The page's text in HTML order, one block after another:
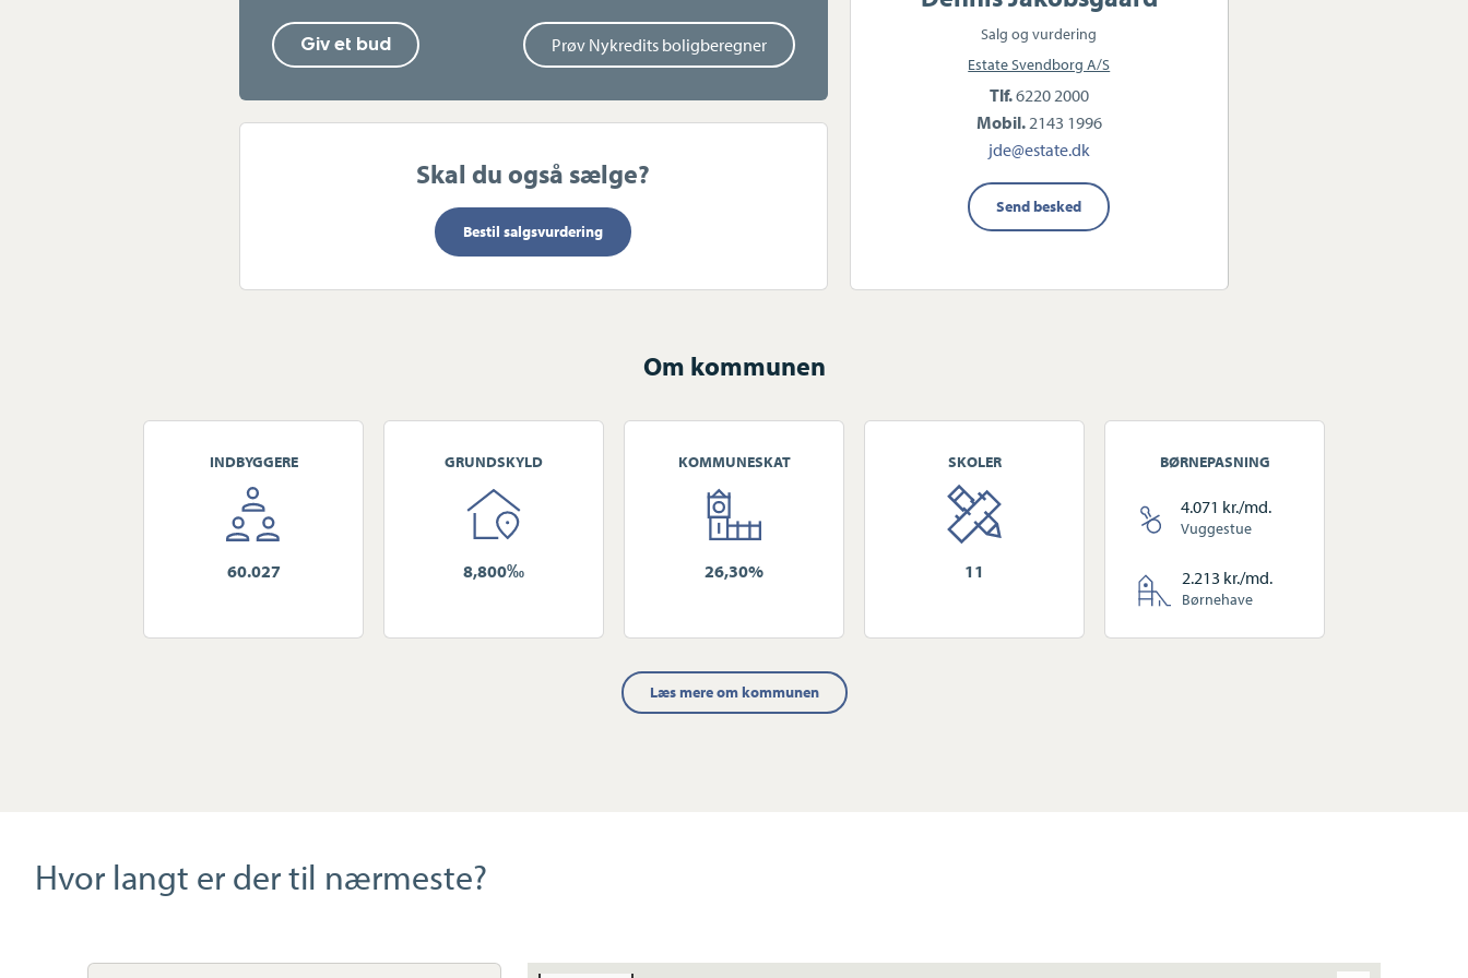
altid været et særligt sted at bo. Her er et fantastisk nabo-fællesskab, en skøn
marina, badestrand, fælles badetrappe - oplevelser lige udenfor døren. Som
ejer har du fortrinsret til en bådplads. Der er mulighed for flexbolig. Dette er
en sjældent udbudt ejendom for dig, der ønsker en bolig ud over det
sædvanlige – hvor vandet, lyset og udsigten bliver en naturlig del af
Giv et bud Prøv Nykredits boligberegner
Skal du også sælge?
Bestil salgsvurdering
Salg og vurdering
Estate Svendborg A/S
Tlf.6220 2000
Mobil.2143 1996
jde@estate.dk
Send besked
Om kommunen
INDBYGGERE
60.027
GRUNDSKYLD
8,800‰
KOMMUNESKAT
26,30%
SKOLER
11
BØRNEPASNING
Vuggestue
4.071 kr./md.
Børnehave
2.213 kr./md.
Læs mere om kommunen
Hvor langt er der til nærmeste?